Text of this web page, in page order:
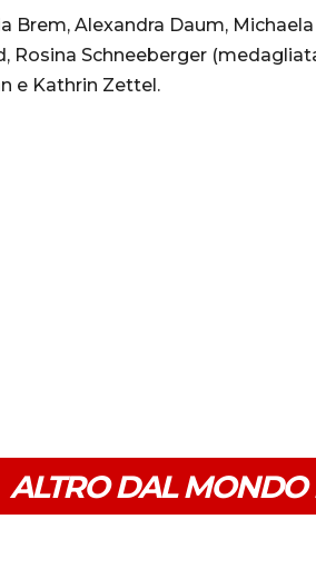
Brem, Alexandra Daum, Michaela
Rosina Schneeberger
e Kathrin Zettel.
ALTRO DAL MONDO